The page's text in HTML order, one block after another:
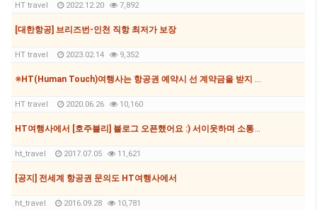
HT travel 2022.12.20 7,892
[대한항공] 브리즈번-인천 직항 최저가 보장
HT travel 2023.02.14 9,352
※HT(Human Touch)여행사는 항공권 예약시 선 계약금을 받지 않습니다.※
HT travel 2020.06.26 10,160
HT여행사에서 [호주블리] 블로그 오픈했어요 :) 서이웃하며 소통하며 지내요
ht_travel 2017.07.05 11,621
[공지] 전세계 항공권 문의도 HT여행사에서
ht_travel 2016.09.28 10,781